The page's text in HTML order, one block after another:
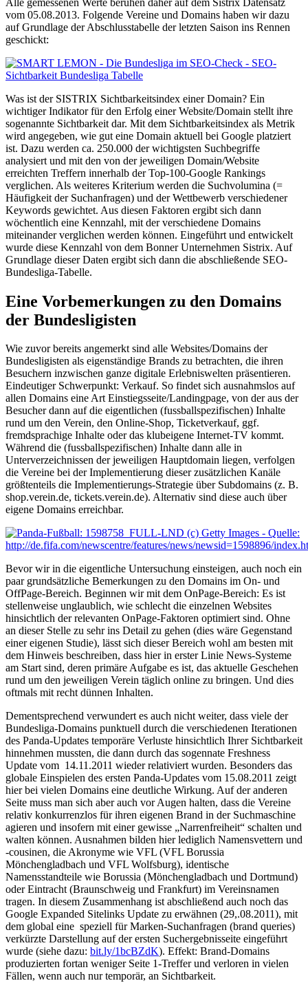
vom 05.08.2013. Folgende Vereine und Domains haben wir dazu
auf Grundlage der Abschlusstabelle der letzten Saison ins Rennen
geschickt:
Was ist der SISTRIX Sichtbarkeitsindex einer Domain? Ein
wichtiger Indikator für den Erfolg einer Website/Domain stellt ihre
sogenannte Sichtbarkeit dar. Mit dem Sichtbarkeitsindex als Metrik
wird angegeben, wie gut eine Domain aktuell bei Google platziert
ist. Dazu werden ca. 250.000 der wichtigsten Suchbegriffe
analysiert und mit den von der jeweiligen Domain/Website
erreichten Treffern innerhalb der Top-100-Google Rankings
verglichen. Als weiteres Kriterium werden die Suchvolumina (=
Häufigkeit der Suchanfragen) und der Wettbewerb verschiedener
Keywords gewichtet. Aus diesen Faktoren ergibt sich dann
wöchentlich eine Kennzahl, mit der verschiedene Domains
miteinander verglichen werden können. Eingeführt und entwickelt
wurde diese Kennzahl von dem Bonner Unternehmen Sistrix. Auf
Grundlage dieser Daten ergibt sich dann die abschließende SEO-
Bundesliga-Tabelle.
Eine Vorbemerkungen zu den Domains
der Bundesligisten
Wie zuvor bereits angemerkt sind alle Websites/Domains der
Bundesligisten als eigenständige Brands zu betrachten, die ihren
Besuchern inzwischen ganze digitale Erlebniswelten präsentieren.
Eindeutiger Schwerpunkt: Verkauf. So findet sich ausnahmslos auf
allen Domains eine Art Einstiegsseite/Landingpage, von der aus der
Besucher dann auf die eigentlichen (fussballspezifischen) Inhalte
rund um den Verein, den Online-Shop, Ticketverkauf, ggf.
fremdsprachige Inhalte oder das klubeigene Internet-TV kommt.
Während die (fussballspezifischen) Inhalte dann alle in
Unterverzeichnissen der jeweiligen Hauptdomain liegen, verfolgen
die Vereine bei der Implementierung dieser zusätzlichen Kanäle
größtenteils die Implementierungs-Strategie über Subdomains (z. B.
shop.verein.de, tickets.verein.de). Alternativ sind diese auch über
eigene Domains erreichbar.
Bevor wir in die eigentliche Untersuchung einsteigen, auch noch ein
paar grundsätzliche Bemerkungen zu den Domains im On- und
OffPage-Bereich. Beginnen wir mit dem OnPage-Bereich: Es ist
stellenweise unglaublich, wie schlecht die einzelnen Websites
hinsichtlich der relevanten OnPage-Faktoren optimiert sind. Ohne
an dieser Stelle zu sehr ins Detail zu gehen (dies wäre Gegenstand
einer eigenen Studie), lässt sich dieser Bereich wohl am besten mit
dem Hinweis beschreiben, dass hier in erster Linie News-Systeme
am Start sind, deren primäre Aufgabe es ist, das aktuelle Geschehen
rund um den jeweiligen Verein täglich online zu bringen. Und dies
oftmals mit recht dünnen Inhalten.
Dementsprechend verwundert es auch nicht weiter, dass viele der
Bundesliga-Domains punktuell durch die verschiedenen Iterationen
des Panda-Updates temporäre Verluste hinsichtlich Ihrer Sichtbarkeit
hinnehmen mussten, die dann durch das sogennate Freshness
Update vom 14.11.2011 wieder relativiert wurden. Besonders das
globale Einspielen des ersten Panda-Updates vom 15.08.2011 zeigt
hier bei vielen Domains eine deutliche Wirkung. Auf der anderen
Seite muss man sich aber auch vor Augen halten, dass die Vereine
relativ konkurrenzlos für ihren eigenen Brand in der Suchmaschine
agieren und insofern mit einer gewisse „Narrenfreiheit“ schalten und
walten können. Ausnahmen bilden hier lediglich Namensvettern und
-cousinen, die Akronyme wie VFL (VFL Borussia
Mönchengladbach und VFL Wolfsburg), identische
Namensstandteile wie Borussia (Mönchengladbach und Dortmund)
oder Eintracht (Braunschweig und Frankfurt) im Vereinsnamen
tragen. In diesem Zusammenhang ist abschließend auch noch das
Google Expanded Sitelinks Update zu erwähnen (29,.08.2011), mit
dem global eine speziell für Marken-Suchanfragen (brand queries)
verkürzte Darstellung auf der ersten Suchergebnisseite eingeführt
wurde (siehe dazu: bit.ly/1bcBZdK). Effekt: Brand-Domains
produzierten fortan weniger Seite 1-Treffer und verloren in vielen
Fällen, wenn auch nur temporär, an Sichtbarkeit.